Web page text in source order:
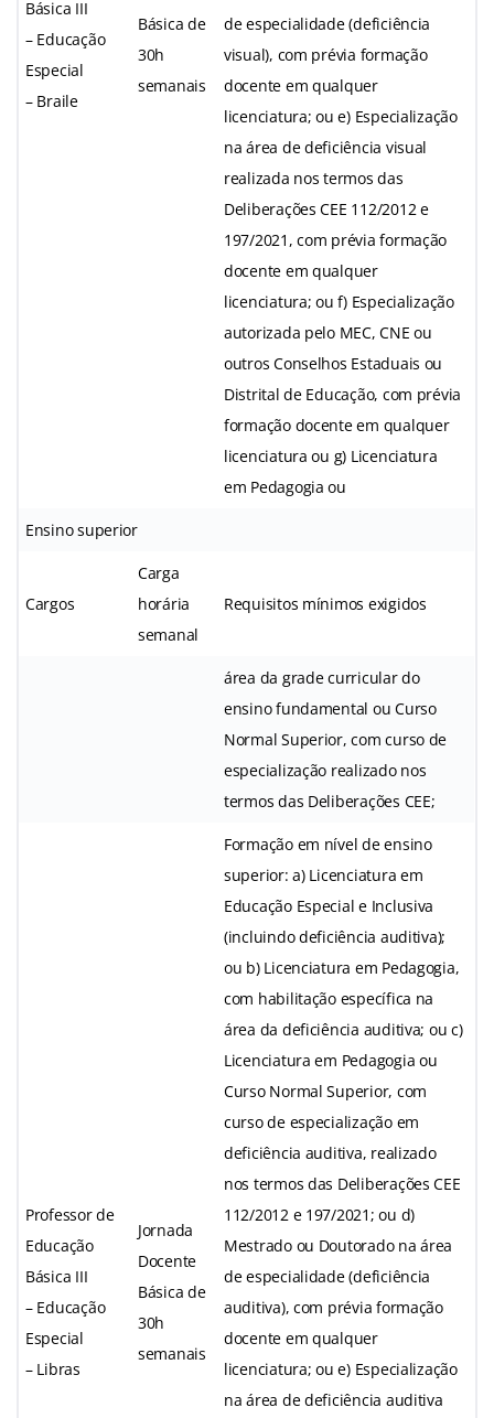
Básica III
– Educação
Especial
– Braile
Básica de
30h
semanais
de especialidade (deficiência
visual), com prévia formação
docente em qualquer
licenciatura; ou e) Especialização
na área de deficiência visual
realizada nos termos das
Deliberações CEE 112/2012 e
197/2021, com prévia formação
docente em qualquer
licenciatura; ou f) Especialização
autorizada pelo MEC, CNE ou
outros Conselhos Estaduais ou
Distrital de Educação, com prévia
formação docente em qualquer
licenciatura ou g) Licenciatura
em Pedagogia ou
Ensino superior
Cargos
Carga
horária
semanal
Requisitos mínimos exigidos
área da grade curricular do
ensino fundamental ou Curso
Normal Superior, com curso de
especialização realizado nos
termos das Deliberações CEE;
Professor de
Educação
Básica III
– Educação
Especial
– Libras
Jornada
Docente
Básica de
30h
semanais
Formação em nível de ensino
superior: a) Licenciatura em
Educação Especial e Inclusiva
(incluindo deficiência auditiva);
ou b) Licenciatura em Pedagogia,
com habilitação específica na
área da deficiência auditiva; ou c)
Licenciatura em Pedagogia ou
Curso Normal Superior, com
curso de especialização em
deficiência auditiva, realizado
nos termos das Deliberações CEE
112/2012 e 197/2021; ou d)
Mestrado ou Doutorado na área
de especialidade (deficiência
auditiva), com prévia formação
docente em qualquer
licenciatura; ou e) Especialização
na área de deficiência auditiva